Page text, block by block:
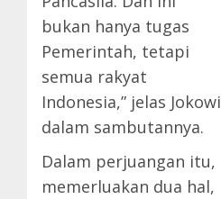
bukan hanya tugas
Pemerintah, tetapi
semua rakyat
Indonesia,” jelas Jokowi
dalam sambutannya.
Dalam perjuangan itu,
memerluakan dua hal,